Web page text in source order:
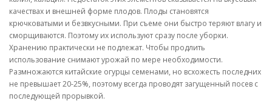
качествах и внешней форме плодов. Плоды становятся
крючковатыми и безвкусными. При съеме они быстро теряют влагу и
сморщиваются. Поэтому их используют сразу после уборки.
Хранению практически не подлежат. Чтобы продлить
использование снимают урожай по мере необходимости.
Размножаются китайские огурцы семенами, но всхожесть последних
не превышает 20-25%, поэтому всегда проводят загущенный посев с
последующей прорывкой.